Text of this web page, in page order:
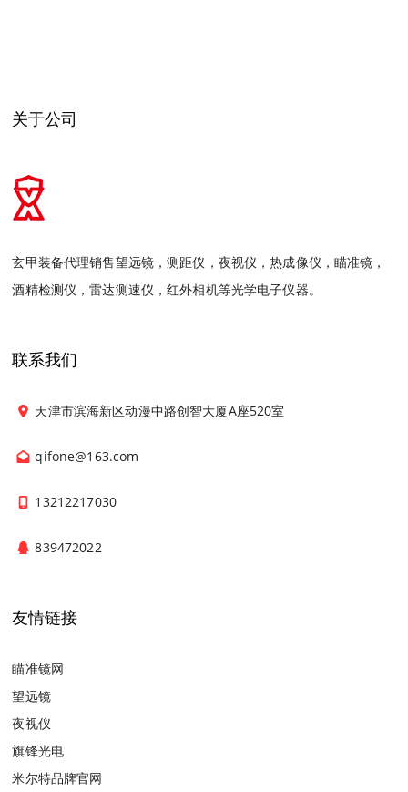
关于公司
玄甲装备代理销售望远镜，测距仪，夜视仪，热成像仪，瞄准镜，
酒精检测仪，雷达测速仪，红外相机等光学电子仪器。
联系我们
天津市滨海新区动漫中路创智大厦A座520室
qifone@163.com
13212217030
839472022
友情链接
瞄准镜网
望远镜
夜视仪
旗锋光电
米尔特品牌官网